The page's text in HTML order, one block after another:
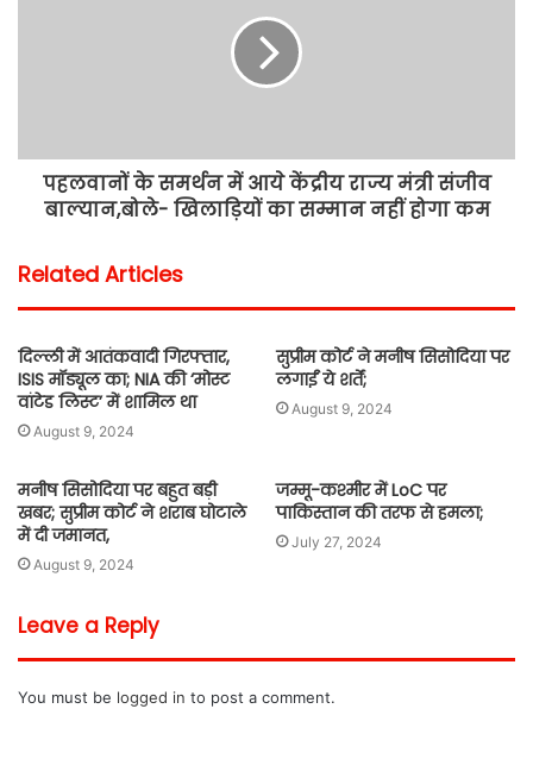
पहलवानों के समर्थन में आये केंद्रीय राज्य मंत्री संजीव
बाल्यान,बोले- खिलाड़ियों का सम्मान नहीं होगा कम
Related Articles
दिल्ली में आतंकवादी गिरफ्तार,
ISIS मॉड्यूल का; NIA की ‘मोस्ट
वांटेड लिस्ट’ में शामिल था
August 9, 2024
सुप्रीम कोर्ट ने मनीष सिसोदिया पर
लगाईं ये शर्तें;
August 9, 2024
मनीष सिसोदिया पर बहुत बड़ी
खबर; सुप्रीम कोर्ट ने शराब घोटाले
में दी जमानत,
August 9, 2024
जम्मू-कश्मीर में LoC पर
पाकिस्तान की तरफ से हमला;
July 27, 2024
Leave a Reply
You must be logged in to post a comment.